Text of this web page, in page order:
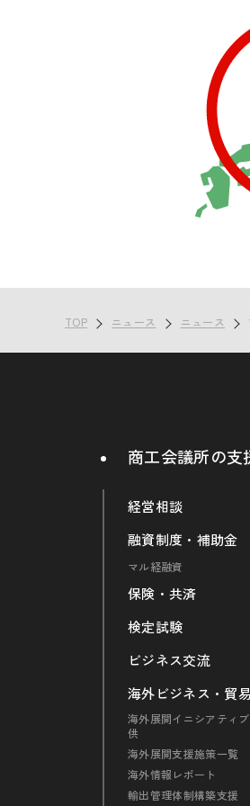
TOP ニュース ニュース
商工会議所の支
経営相談
融資制度・補助金
マル経融資
保険・共済
検定試験
ビジネス交流
海外ビジネス・貿
海外展開イニシアティ
供
海外展開支援施策一覧
海外情報レポート
輸出管理体制構築支援